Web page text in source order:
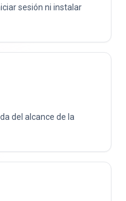
sesión ni instalar
del alcance de la